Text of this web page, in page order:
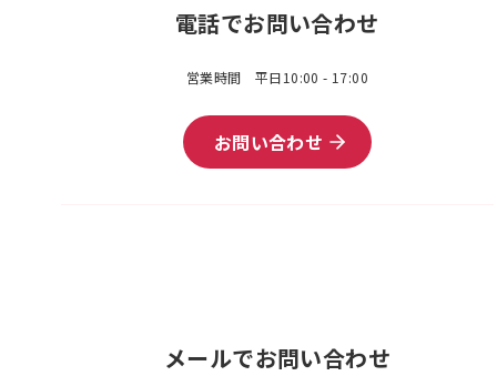
電話でお問い合わせ
営業時間 平日10:00 - 17:00
お問い合わせ
メールでお問い合わせ